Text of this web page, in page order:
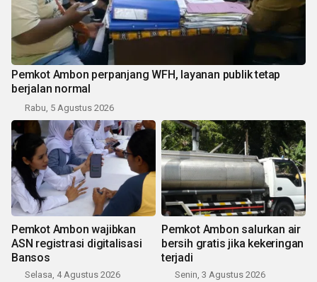
Pemkot Ambon perpanjang WFH, layanan publik tetap
berjalan normal
Rabu, 5 Agustus 2026
Pemkot Ambon wajibkan
ASN registrasi digitalisasi
Bansos
Selasa, 4 Agustus 2026
Pemkot Ambon salurkan air
bersih gratis jika kekeringan
terjadi
Senin, 3 Agustus 2026